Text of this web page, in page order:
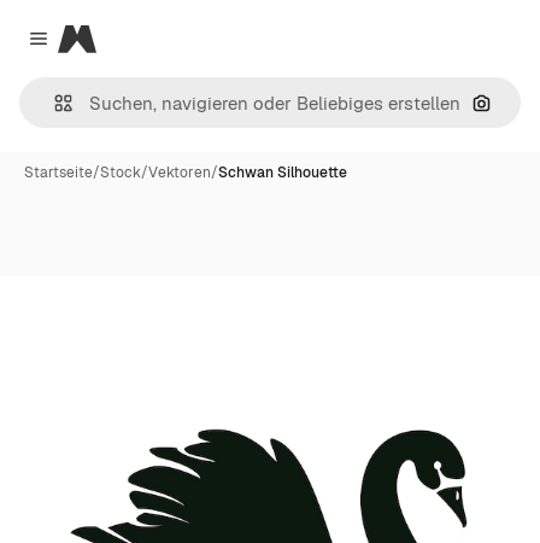
Close menu
Magnific
Nach
Startseite/Stock/Vektoren/Schwan Silhouette